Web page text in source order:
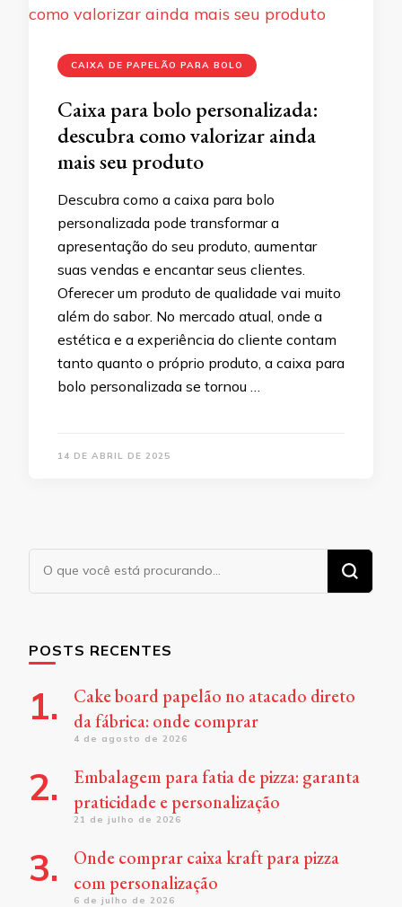
CAIXA DE PAPELÃO PARA BOLO
Caixa para bolo personalizada:
descubra como valorizar ainda
mais seu produto
Descubra como a caixa para bolo
personalizada pode transformar a
apresentação do seu produto, aumentar
suas vendas e encantar seus clientes.
Oferecer um produto de qualidade vai muito
além do sabor. No mercado atual, onde a
estética e a experiência do cliente contam
tanto quanto o próprio produto, a caixa para
bolo personalizada se tornou …
14 DE ABRIL DE 2025
Procurando
POSTS RECENTES
Cake board papelão no atacado direto
da fábrica: onde comprar
4 de agosto de 2026
Embalagem para fatia de pizza: garanta
praticidade e personalização
21 de julho de 2026
Onde comprar caixa kraft para pizza
com personalização
6 de julho de 2026